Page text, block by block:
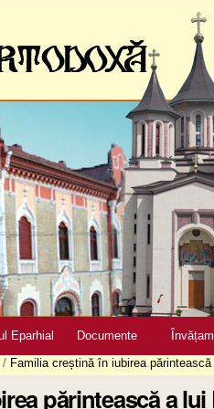
Eparhial Documente
/ Familia creștină în iubirea
părintească a